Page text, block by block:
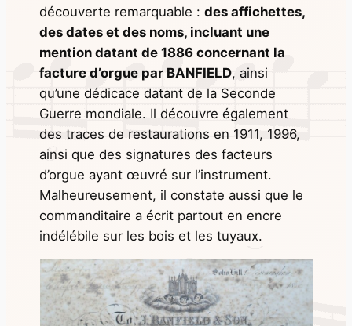
découverte remarquable :des affichettes,
des dates et des noms, incluant une
mention datant de 1886 concernant la
facture d’orgue par BANFIELD, ainsi
qu’une dédicace datant de la Seconde
Guerre mondiale. Il découvre également
des traces de restaurations en 1911, 1996,
ainsi que des signatures des facteurs
d’orgue ayant œuvré sur l’instrument.
Malheureusement, il constate aussi que le
commanditaire a écrit partout en encre
indélébile sur les bois et les tuyaux.